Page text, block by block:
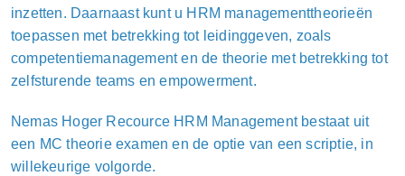
inzetten. Daarnaast kunt u HRM managementtheorieën
toepassen met betrekking tot leidinggeven, zoals
competentiemanagement en de theorie met betrekking tot
zelfsturende teams en empowerment.
Nemas Hoger Recource HRM Management bestaat uit
een MC theorie examen en de optie van een scriptie, in
willekeurige volgorde.